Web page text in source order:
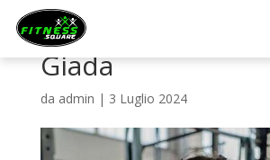
Giada
da admin | 3 Luglio 2024